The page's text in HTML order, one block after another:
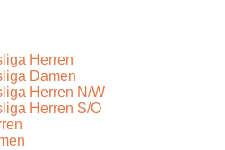
Herren
Damen
Herren N/W
Herren S/O